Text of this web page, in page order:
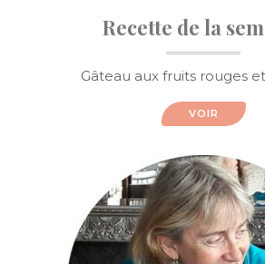
Recette de la
Gâteau aux fruits rouges
VOIR